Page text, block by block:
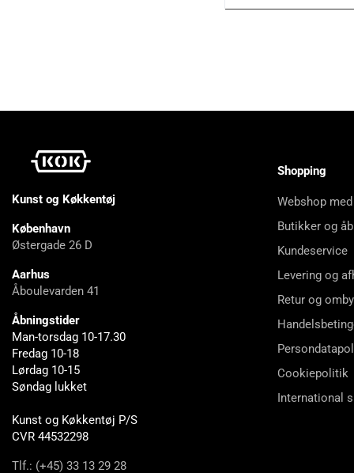
Astrid Søgaard
Au Nain
Aurion
Avril Beaven
Bamix
Barney Desmazery
Bee Wilson
Begona Rodrigo
Ben Lippett
Ben Towill
Benjamin Birk
Benjamina Ebuehi
Kunst og Køkkentøj
København
Østergade 26 D
Aarhus
Åboulevarden 41
Åbningstider
Man-torsdag 10-17.30
Fredag 10-18
Lørdag 10-15
Søndag lukket
Kunst og Køkkentøj P/S
CVR 44532298
Tlf.: (+45) 33 13 29 28
Shopping
Webshop
Butikker og
Kundeservice
Levering og
Retur og
Cookiepolitik
International